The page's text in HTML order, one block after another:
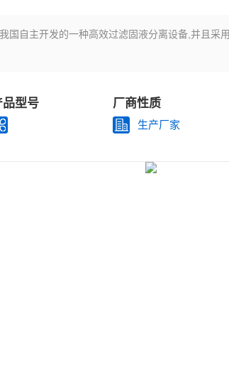
国自主开发的一种高效过滤固液分离设备,并且
品型号 厂商性质
生产厂家